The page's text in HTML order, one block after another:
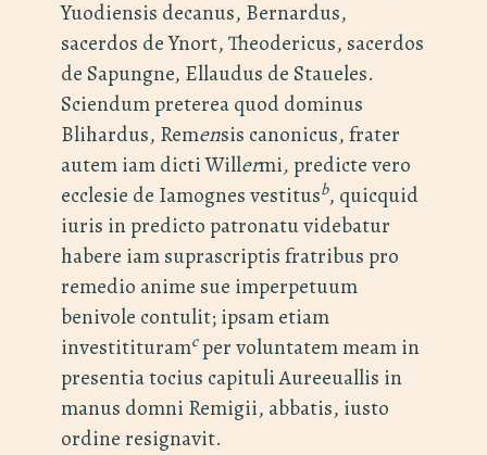
Yuodiensis decanus, Bernardus,
sacerdos de Ynort, Theodericus, sacerdos
de Sapungne, Ellaudus de Staueles.
Sciendum preterea quod dominus
Blihardus, Remensis canonicus, frater
autem iam dicti Willermi, predicte vero
ecclesie de Iamognes vestitusb, quicquid
iuris in predicto patronatu videbatur
habere iam suprascriptis fratribus pro
remedio anime sue imperpetuum
benivole contulit; ipsam etiam
investitituramcper voluntatem meam in
presentia tocius capituli Aureeuallis in
manus domni Remigii, abbatis, iusto
ordine resignavit.